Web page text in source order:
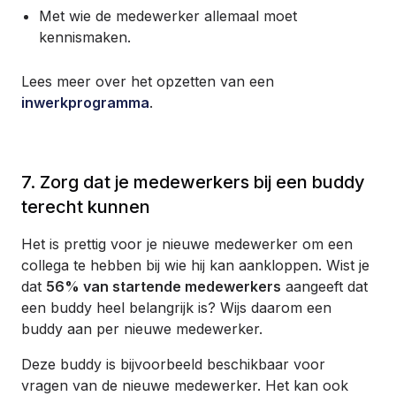
Met wie de medewerker allemaal moet
kennismaken.
Lees meer over het opzetten van een
inwerkprogramma.
7. Zorg dat je medewerkers bij een buddy
terecht kunnen
Het is prettig voor je nieuwe medewerker om een
collega te hebben bij wie hij kan aankloppen. Wist je
dat 56% van startende medewerkers aangeeft dat
een buddy heel belangrijk is? Wijs daarom een
buddy aan per nieuwe medewerker.
Deze buddy is bijvoorbeeld beschikbaar voor
vragen van de nieuwe medewerker. Het kan ook